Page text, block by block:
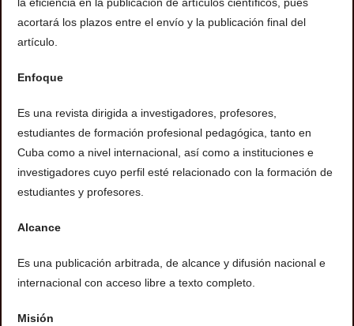
acortará los plazos entre el envío y la publicación final del
artículo.
Enfoque
Es una revista dirigida a investigadores, profesores,
estudiantes de formación profesional pedagógica, tanto en
Cuba como a nivel internacional, así como a instituciones e
investigadores cuyo perfil esté relacionado con la formación de
estudiantes y profesores.
Alcance
Es una publicación arbitrada, de alcance y difusión nacional e
internacional con acceso libre a texto completo.
Misión